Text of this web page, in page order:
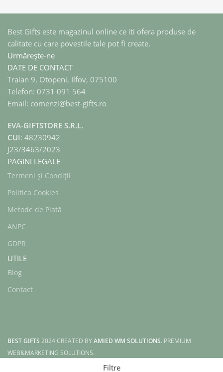
Best Gifts este magazinul online ce iti ofera produse de
calitate cu care povestile tale pot fi create.
Urmărește-ne
DATE DE CONTACT
Traian 9, Otopeni, Ilfov, 075100
Telefon: 0731 091 564
Email: comenzi@best-gifts.ro
EVA-GIFTSTORE S.R.L.
CUI: 48230942
J23/3463/2023
PAGINI LEGALE
Termeni și Condiții
Politica Cookies
Metode de Plată
ANPC
GDPR
UTILE
Blog
Contact
BEST GIFTS 2024 CREATED BYAMIED WM SOLUTIONS. PREMIUM
WEB&MARKETING SOLUTIONS.
Filtre